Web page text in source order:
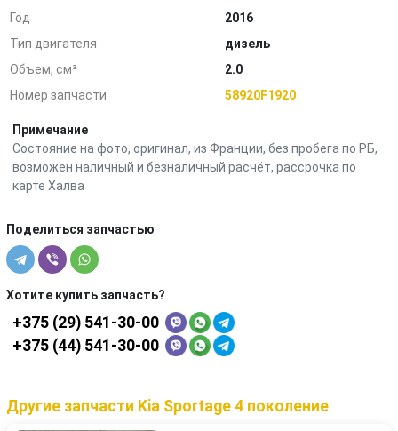
Год
2016
Тип двигателя
дизель
Объем, см³
2.0
Номер запчасти
58920F1920
Примечание
Состояние на фото, оригинал, из Франции, без пробега по РБ,
возможен наличный и безналичный расчёт, рассрочка по
карте Халва
Поделиться запчастью
Хотите купить запчасть?
+375 (29) 541-30-00
+375 (44) 541-30-00
Другие запчасти Kia Sportage 4 поколение